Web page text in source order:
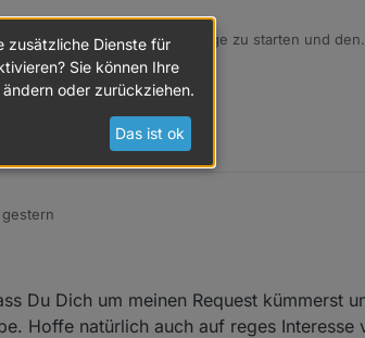
Sprachbefehl die Klimaanlage zu starten und den
Du Dich um meinen Request kümmerst
Hoffe natürlich auch auf reges Interesse
zusätzliche Dienste für
Sie können Ihre
oder zurückziehen.
Das ist ok